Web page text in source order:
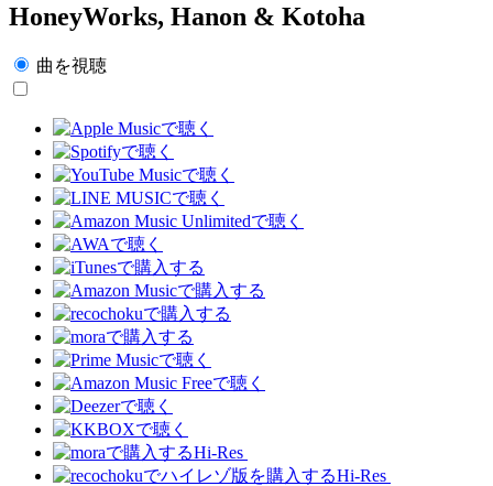
HoneyWorks, Hanon & Kotoha
曲を視聴
Hi-Res
Hi-Res